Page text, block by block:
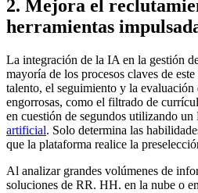
2. Mejora el
herramientas
La integración de la IA en la gestión
mayoría de los procesos claves de
talento, el seguimiento y la evaluación
engorrosas, como el filtrado de
en cuestión de segundos utilizando
artificial. Solo determina las
que la plataforma realice la
Al analizar grandes volúmenes de
soluciones de RR. HH. en la nube o